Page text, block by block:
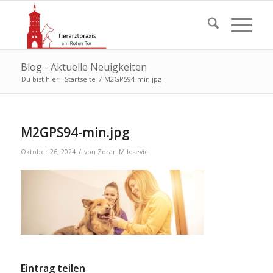
Blog - Aktuelle Neuigkeiten
Du bist hier: Startseite / M2GPS94-min.jpg
M2GPS94-min.jpg
Oktober 26, 2024 / von Zoran Milosevic
Eintrag teilen